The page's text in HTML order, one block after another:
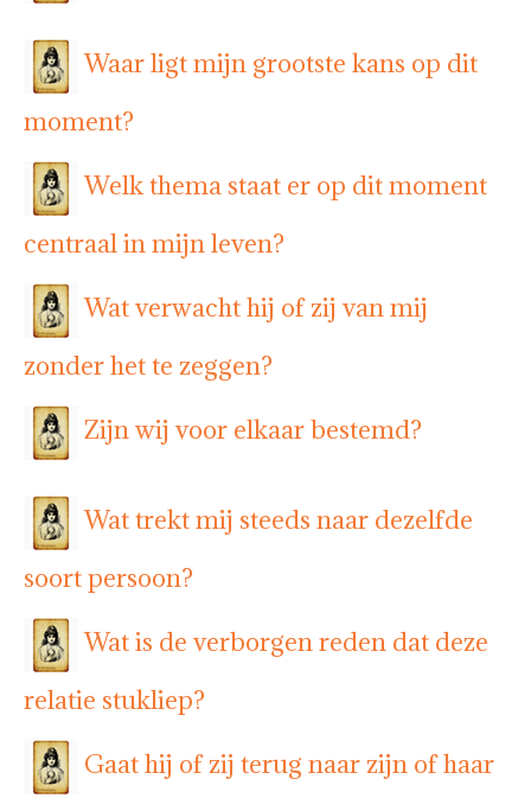
Waar ligt mijn grootste kans op dit
moment?
Welk thema staat er op dit moment
centraal in mijn leven?
Wat verwacht hij of zij van mij
zonder het te zeggen?
Zijn wij voor elkaar bestemd?
Wat trekt mij steeds naar dezelfde
soort persoon?
Wat is de verborgen reden dat deze
relatie stukliep?
Gaat hij of zij terug naar zijn of haar